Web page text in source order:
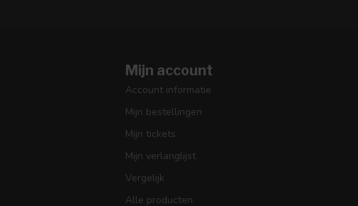
Mijn account
Account informatie
Mijn bestellingen
Mijn tickets
Mijn verlanglijst
Vergelijk
Alle producten